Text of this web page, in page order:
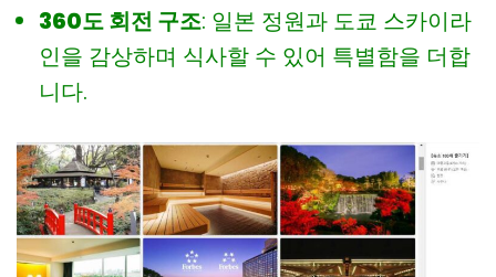
360도 회전 구조: 일본 정원과 도쿄 스카이라
인을 감상하며 식사할 수 있어 특별함을 더합
니다.